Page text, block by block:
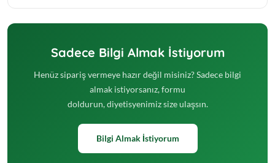
Sadece Bilgi Almak İstiyorum
Henüz sipariş vermeye hazır değil misiniz? Sadece bilgi
almak istiyorsanız, formu
doldurun, diyetisyenimiz size ulaşsın.
Bilgi Almak İstiyorum